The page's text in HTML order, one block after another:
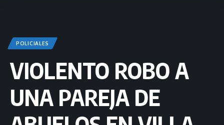
POLICIALES
VIOLENTO ROBO A
UNA PAREJA DE